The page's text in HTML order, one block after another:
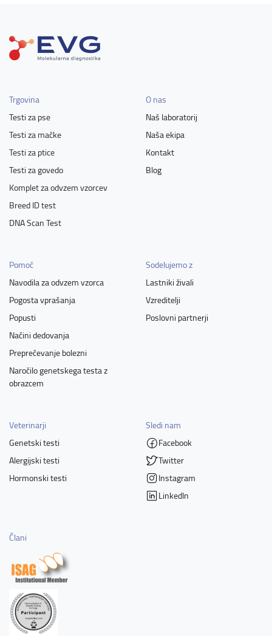
Trgovina
Testi za pse
Testi za mačke
Testi za ptice
Testi za govedo
Komplet za odvzem vzorcev
Breed ID test
DNA Scan Test
O nas
Naš laboratorij
Naša ekipa
Kontakt
Blog
Pomoč
Navodila za odvzem vzorca
Pogosta vprašanja
Popusti
Načini dedovanja
Preprečevanje bolezni
Naročilo genetskega testa z
obrazcem
Sodelujemo z
Lastniki živali
Vzreditelji
Poslovni partnerji
Veterinarji
Genetski testi
Alergijski testi
Hormonski testi
Sledi nam
Facebook
Twitter
Instagram
LinkedIn
Člani